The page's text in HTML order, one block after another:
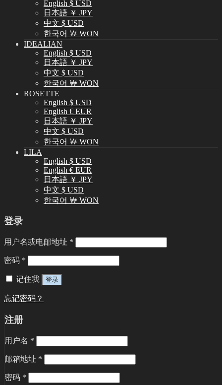
English $ USD
日本語 ￥ JPY
中文 $ USD
한국어 ￦ WON
IDEALIAN
English $ USD
日本語 ￥ JPY
中文 $ USD
한국어 ￦ WON
ROSETTE
English $ USD
English € EUR
日本語 ￥ JPY
中文 $ USD
한국어 ￦ WON
LILA
English $ USD
English € EUR
日本語 ￥ JPY
中文 $ USD
한국어 ￦ WON
登录
用户名或电邮地址 *
密码 *
记住我 登录
忘记密码？
注册
用户名 *
邮箱地址 *
密码 *